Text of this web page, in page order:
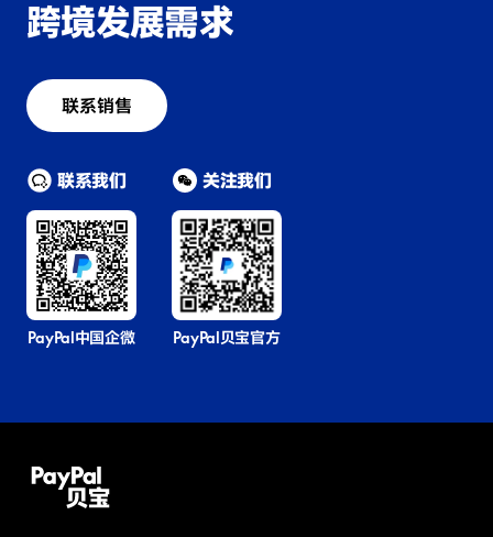
跨境发展需求
联系销售
联系我们
PayPal中国企微
关注我们
PayPal贝宝官方